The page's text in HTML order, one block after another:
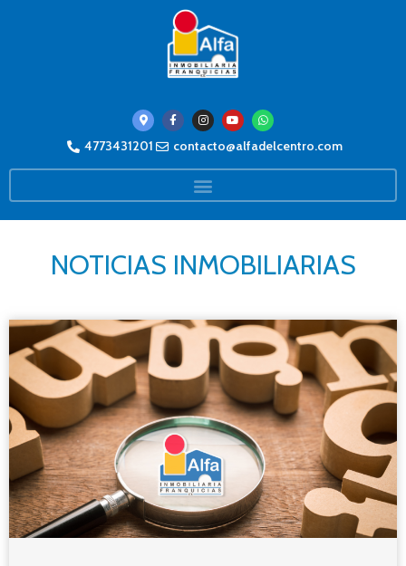
4773431201 contacto@alfadelcentro.com
NOTICIAS INMOBILIARIAS